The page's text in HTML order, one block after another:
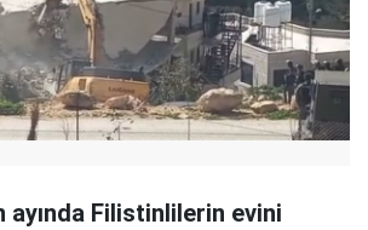
ayında Filistinlilerin evini